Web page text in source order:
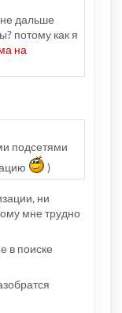
дальше
потому как я
на
подсетями
)
ни
мне трудно
в поиске